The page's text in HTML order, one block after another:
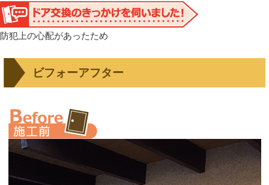
防犯上の心配があったため
ビフォーアフター